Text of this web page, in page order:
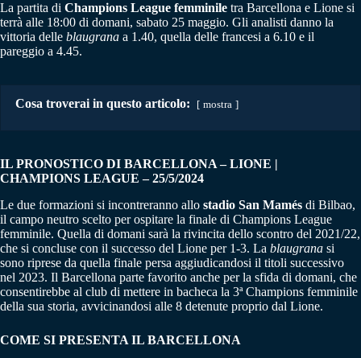
La partita di Champions League femminile tra Barcellona e Lione si
terrà alle 18:00 di domani, sabato 25 maggio. Gli analisti danno la
vittoria delle blaugrana a 1.40, quella delle francesi a 6.10 e il
pareggio a 4.45.
Cosa troverai in questo articolo: mostra
IL PRONOSTICO DI BARCELLONA – LIONE |
CHAMPIONS LEAGUE – 25/5/2024
Le due formazioni si incontreranno allo stadio San Mamés di Bilbao,
il campo neutro scelto per ospitare la finale di Champions League
femminile. Quella di domani sarà la rivincita dello scontro del 2021/22,
che si concluse con il successo del Lione per 1-3. La blaugrana si
sono riprese da quella finale persa aggiudicandosi il titoli successivo
nel 2023. Il Barcellona parte favorito anche per la sfida di domani, che
consentirebbe al club di mettere in bacheca la 3ª Champions femminile
della sua storia, avvicinandosi alle 8 detenute proprio dal Lione.
COME SI PRESENTA IL BARCELLONA